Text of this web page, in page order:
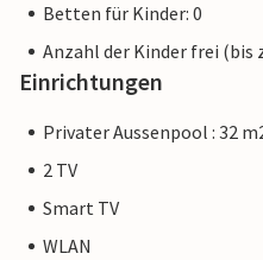
Betten für Kinder: 0
Anzahl der Kinder frei (bis
Einrichtungen
Privater Aussenpool : 32
2 TV
Smart TV
WLAN